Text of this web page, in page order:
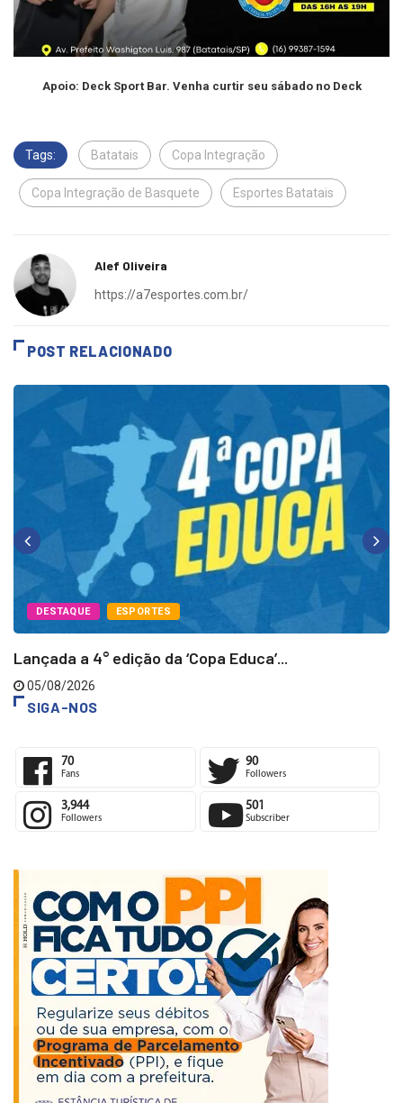
Apoio: Deck Sport Bar. Venha curtir seu sábado no Deck
Tags: Batatais Copa Integração
Copa Integração de Basquete Esportes Batatais
Alef Oliveira
https://a7esportes.com.br/
POST RELACIONADO
DESTAQUE ESPORTES
Lançada a 4° edição da ‘Copa Educa’...
05/08/2026
SIGA-NOS
70 90
3,944 501